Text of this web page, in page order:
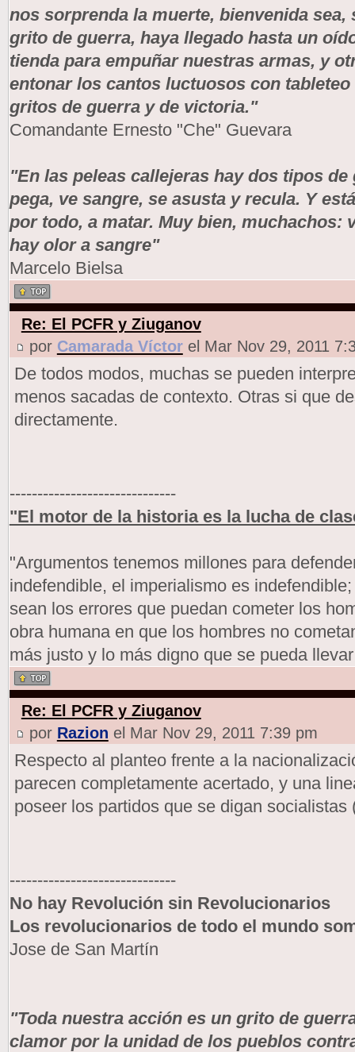
nos sorprenda la muerte, bienvenida sea,
grito de guerra, haya llegado hasta un
tienda para empuñar nuestras armas, y
entonar los cantos luctuosos con
gritos de guerra y de victoria."
Comandante Ernesto "Che" Guevara
"En las peleas callejeras hay dos tipos
pega, ve sangre, se asusta y recula. Y
por todo, a matar. Muy bien, muchachos:
hay olor a sangre"
Marcelo Bielsa
Re: El PCFR y Ziuganov
por Camarada Víctorel Mar Nov 29, 2011
De todos modos, muchas se pueden
menos sacadas de contexto. Otras si que
directamente.
------------------------------
"El motor de la historia es la lucha de
"Argumentos tenemos millones para
indefendible, el imperialismo es
sean los errores que puedan cometer los
obra humana en que los hombres no
más justo y lo más digno que se pueda
Re: El PCFR y Ziuganov
por Razion el Mar Nov 29, 2011 7:39 pm
Respecto al planteo frente a la
parecen completamente acertado, y una
poseer los partidos que se digan
------------------------------
No hay Revolución sin Revolucionarios
Los revolucionarios de todo el mundo
Jose de San Martín
"Toda nuestra acción es un grito de
clamor por la unidad de los pueblos